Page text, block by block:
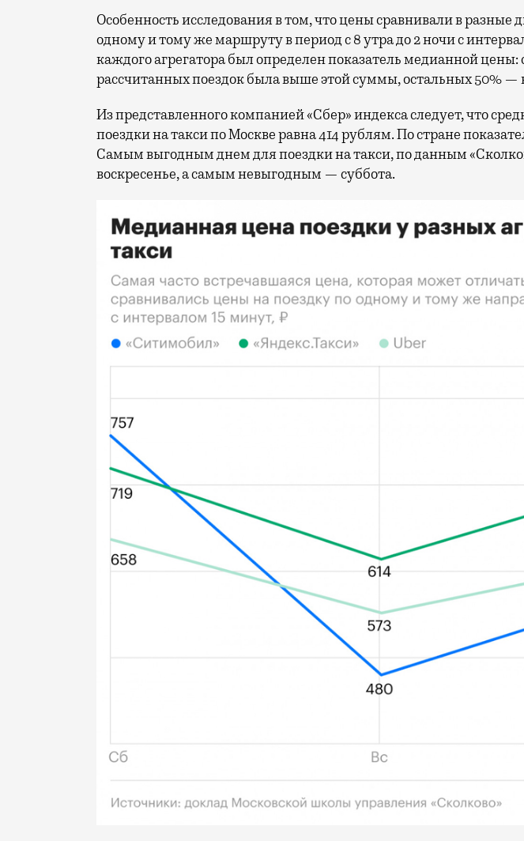
Особенность исследования в том, что цены сравнивали в разные
одному и тому же маршруту в период с 8 утра до 2 ночи с
каждого агрегатора был определен показатель медианной цены:
рассчитанных поездок была выше этой суммы, остальных 50%
Из представленного компанией «Сбер» индекса следует, что
поездки на такси по Москве равна 414 рублям. По стране
Самым выгодным днем для поездки на такси, по данным
воскресенье, а самым невыгодным — суббота.